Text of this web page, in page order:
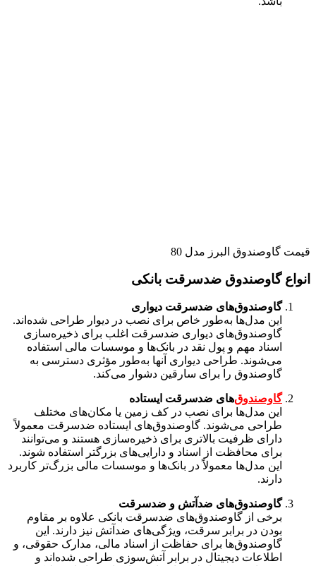
قیمت گاوصندوق البرز مدل 80
انواع گاوصندوق ضدسرقت بانکی
گاوصندوق‌های ضدسرقت دیواری
این مدل‌ها به‌طور خاص برای نصب در دیوار طراحی شده‌اند.
گاوصندوق‌های دیواری ضدسرقت اغلب برای ذخیره‌سازی
اسناد مهم و پول نقد در بانک‌ها و موسسات مالی استفاده
می‌شوند. طراحی دیواری آنها به‌طور مؤثری دسترسی به
گاوصندوق را برای سارقین دشوار می‌کند.
گاوصندوق‌های ضدسرقت ایستاده
این مدل‌ها برای نصب در کف زمین یا مکان‌های مختلف
طراحی می‌شوند. گاوصندوق‌های ایستاده ضدسرقت معمولاً
دارای ظرفیت بالاتری برای ذخیره‌سازی هستند و می‌توانند
برای محافظت از اسناد و دارایی‌های بزرگتر استفاده شوند.
این مدل‌ها معمولاً در بانک‌ها و موسسات مالی بزرگ‌تر کاربرد
دارند.
گاوصندوق‌های ضدآتش و ضدسرقت
برخی از گاوصندوق‌های ضدسرقت بانکی علاوه بر مقاوم
بودن در برابر سرقت، ویژگی‌های ضدآتش نیز دارند. این
گاوصندوق‌ها برای حفاظت از اسناد مالی، مدارک حقوقی، و
اطلاعات دیجیتال در برابر آتش‌سوزی طراحی شده‌اند و